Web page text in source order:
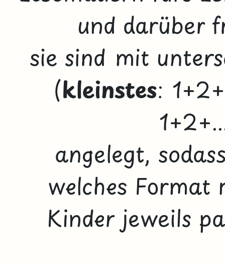
und darüber
sie sind mit
(kleinstes:
angelegt,
welches Format
Kinder jeweils